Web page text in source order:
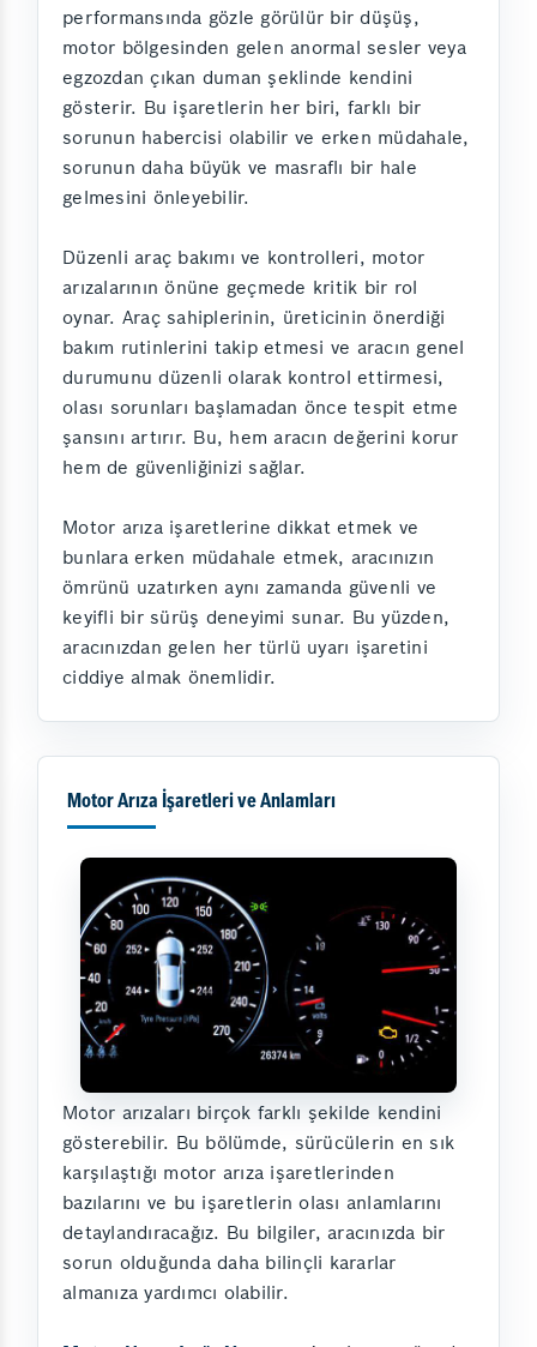
performansında gözle görülür bir düşüş,
motor bölgesinden gelen anormal sesler veya
egzozdan çıkan duman şeklinde kendini
gösterir. Bu işaretlerin her biri, farklı bir
sorunun habercisi olabilir ve erken müdahale,
sorunun daha büyük ve masraflı bir hale
gelmesini önleyebilir.
Düzenli araç bakımı ve kontrolleri, motor
arızalarının önüne geçmede kritik bir rol
oynar. Araç sahiplerinin, üreticinin önerdiği
bakım rutinlerini takip etmesi ve aracın genel
durumunu düzenli olarak kontrol ettirmesi,
olası sorunları başlamadan önce tespit etme
şansını artırır. Bu, hem aracın değerini korur
hem de güvenliğinizi sağlar.
Motor arıza işaretlerine dikkat etmek ve
bunlara erken müdahale etmek, aracınızın
ömrünü uzatırken aynı zamanda güvenli ve
keyifli bir sürüş deneyimi sunar. Bu yüzden,
aracınızdan gelen her türlü uyarı işaretini
ciddiye almak önemlidir.
Motor Arıza İşaretleri ve Anlamları
Motor arızaları birçok farklı şekilde kendini
gösterebilir. Bu bölümde, sürücülerin en sık
karşılaştığı motor arıza işaretlerinden
bazılarını ve bu işaretlerin olası anlamlarını
detaylandıracağız. Bu bilgiler, aracınızda bir
sorun olduğunda daha bilinçli kararlar
almanıza yardımcı olabilir.